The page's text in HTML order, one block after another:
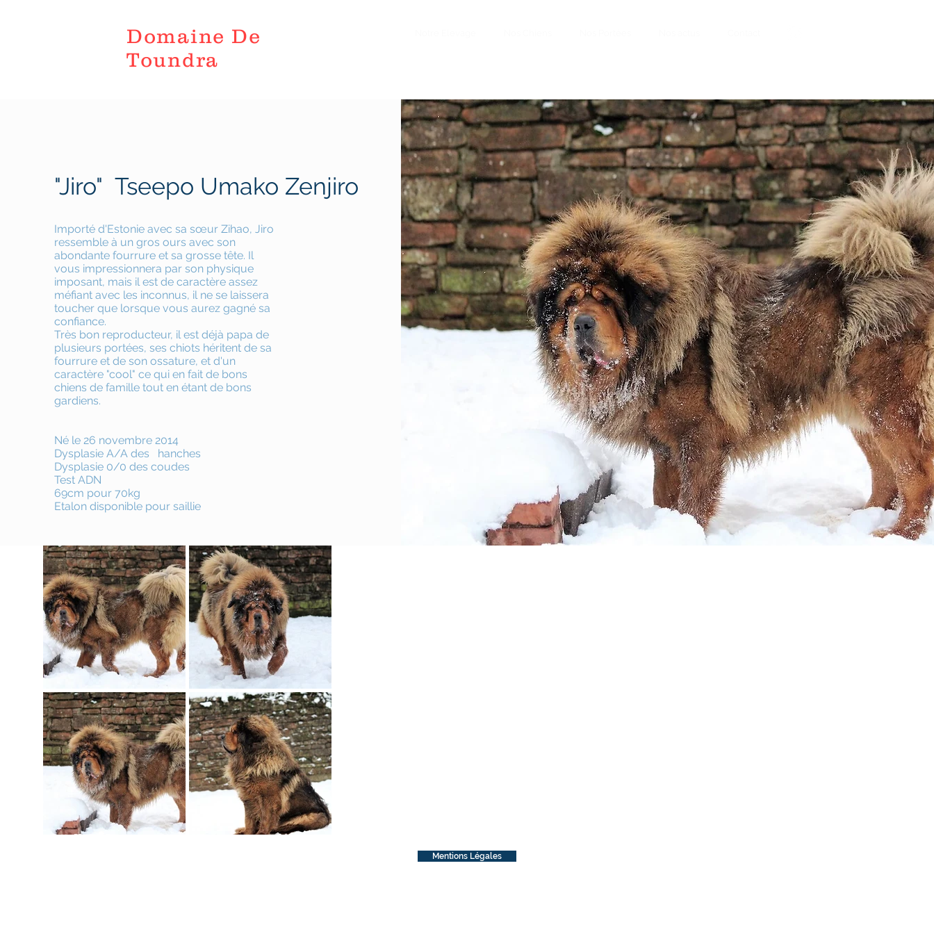
Domaine De
Toundra
"Jiro" Tseepo Umako Zenjiro
Importé d'Estonie avec sa sœur Zihao, Jiro
ressemble à un gros ours avec son
abondante fourrure et sa grosse tête. Il
vous impressionnera par son physique
imposant, mais il est de caractère assez
méfiant avec les inconnus, il ne se laissera
toucher que lorsque vous aurez gagné sa
confiance.
Très bon reproducteur, il est déjà papa de
plusieurs portées, ses chiots héritent de sa
fourrure et de son ossature, et d'un
caractère "cool" ce qui en fait de bons
chiens de famille tout en étant de bons
gardiens.
Né le 26 novembre 2014
Dysplasie A/A des hanches
Dysplasie 0/0 des coudes
Test ADN
69cm pour 70kg
Etalon disponible pour saillie
Mentions Légales